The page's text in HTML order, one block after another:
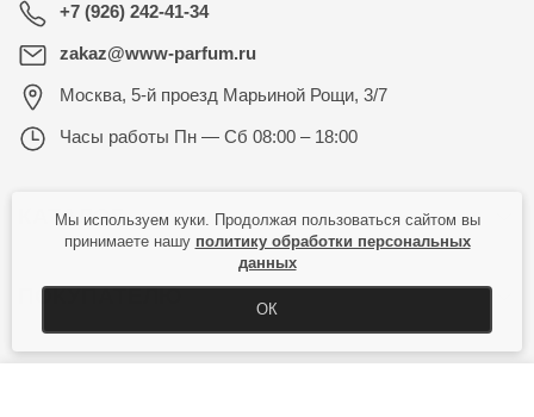
+7 (926) 242-41-34
zakaz@www-parfum.ru
Москва, 5-й проезд Марьиной Рощи, 3/7
Часы работы Пн — Сб 08:00 – 18:00
КАТАЛОГ
ПОКУПАТЕЛЮ
Мы используем куки. Продолжая пользоваться сайтом вы
принимаете нашу политику обработки персональных
данных
ОК